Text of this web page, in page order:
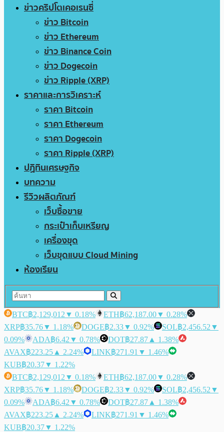
ข่าวคริปโตเคอเรนซี่
ข่าว Bitcoin
ข่าว Ethereum
ข่าว Binance Coin
ข่าว Dogecoin
ข่าว Ripple (XRP)
ราคาและการวิเคราะห์
ราคา Bitcoin
ราคา Ethereum
ราคา Dogecoin
ราคา Ripple (XRP)
ปฏิทินเศรษฐกิจ
บทความ
รีวิวผลิตภัณฑ์
เว็บซื้อขาย
กระเป๋าเก็บเหรียญ
เครื่องขุด
เว็บขุดแบบ Cloud Mining
ห้องเรียน
BTC฿2,129,012 ▼ 0.18% ETH฿62,187.00▼ 0.28%
XRP฿35.76▼ 1.18% DOGE฿2.33▼ 0.92% SOL฿2,456.52 ▼
0.09%
ADA฿6.42 ▼ 0.78% DOT฿27.87 ▲ 1.38%
AVAX฿223.25 ▲ 2.24% LINK฿271.91 ▼ 1.46%
KUB฿20.37▼ 1.22%
BTC฿2,129,012 ▼ 0.18% ETH฿62,187.00▼ 0.28%
XRP฿35.76▼ 1.18% DOGE฿2.33▼ 0.92% SOL฿2,456.52 ▼
0.09%
ADA฿6.42 ▼ 0.78% DOT฿27.87 ▲ 1.38%
AVAX฿223.25 ▲ 2.24% LINK฿271.91 ▼ 1.46%
KUB฿20.37▼ 1.22%